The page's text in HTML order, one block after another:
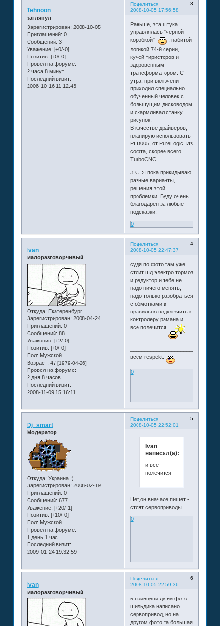
Поделиться
3
2008-10-05 17:56:58
Tehnoon
заглянул
Зарегистрирован: 2008-10-05
Приглашений: 0
Сообщений: 3
Уважение: [+0/-0]
Позитив: [+0/-0]
Провел на форуме:
2 часа 8 минут
Последний визит:
2008-10-16 11:12:43
Раньше, эта штука
управлялась "черной
коробкой"
, набитой
логикой 74-й серии,
кучей тиристоров и
здоровенным
трансформатором. С
утра, при включени
приходил специально
обученный человек с
большущим дисководом
и скармливал станку
рисунок.
В качестве драйверов,
планирую использовать
PLD005, от PureLogic. Из
софта, скорее всего
TurboCNC.
З.С. Я пока прикидываю
разные варианты,
решения этой
проблемки. Буду очень
благодарен за любые
подсказки.
0
Поделиться
4
2008-10-05 22:47:37
Ivan
малоразговорчивый
Откуда: Екатеренбург
Зарегистрирован: 2008-04-24
Приглашений: 0
Сообщений: 88
Уважение: [+2/-0]
Позитив: [+0/-0]
Пол: Мужской
Возраст: 47 [1979-04-26]
Провел на форуме:
2 дня 8 часов
Последний визит:
2008-11-09 15:16:11
судя по фото там уже
стоит шд электро тормоз
и редуктор,и тебе не
надо ничего менять,
надо только разобраться
с обмотками и
правильно подключить к
контролеру рамана и
все полечится
всем respekt.
0
Поделиться
5
2008-10-05 22:52:01
Dj_smart
Модератор
Откуда: Украина :)
Зарегистрирован: 2008-02-19
Приглашений: 0
Сообщений: 677
Уважение: [+20/-1]
Позитив: [+10/-0]
Пол: Мужской
Провел на форуме:
1 день 1 час
Последний визит:
2009-01-24 19:32:59
Ivan
написал(а):
и все
полечится
Нет,он вначале пишет -
стоят сервоприводы.
0
Поделиться
6
2008-10-05 22:59:36
Ivan
малоразговорчивый
в принцепи да на фото
шильдика написано
сервопривод, но на
другом фото та большая